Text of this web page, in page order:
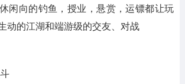
闲向的钓鱼，授业，悬赏，运镖都让玩
动的江湖和端游级的交友、对战